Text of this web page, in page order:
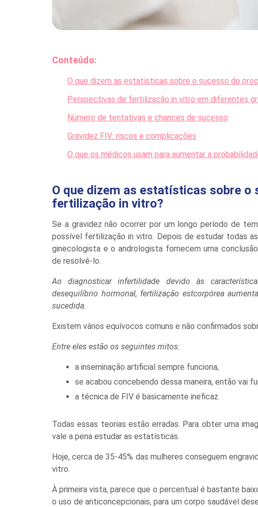
Conteúdo:
O que dizem as estatísticas sobre o sucesso do
Perspectivas de fertilização in vitro em diferentes
Número de tentativas e chances de sucesso
Gravidez FIV: riscos e complicações
O que os médicos usam para aumentar a
O que dizem as estatísticas sobre
fertilização in vitro?
Se a gravidez não ocorrer por um longo período de
possível fertilização in vitro. Depois de estudar todas
ginecologista e o andrologista fornecem uma
de resolvê-lo.
Ao diagnosticar infertilidade devido às
desequilíbrio hormonal, fertilização estcorpórea
sucedida.
Existem vários equívocos comuns e não confirmados
Entre eles estão os seguintes mitos:
a inseminação artificial sempre funciona;
se acabou concebendo dessa maneira, então vai
a técnica de FIV é basicamente ineficaz.
Todas essas teorias estão erradas. Para obter uma
vale a pena estudar as estatísticas.
Hoje, cerca de 35-45% das mulheres conseguem
vitro.
À primeira vista, parece que o percentual é bastante
o uso de anticoncepcionais, para um corpo saudável